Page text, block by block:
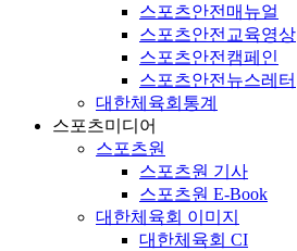
스포츠안전매뉴얼
스포츠안전교육영상
스포츠안전캠페인
스포츠안전뉴스레터
대한체육회통계
스포츠미디어
스포츠원
스포츠원 기사
스포츠원 E-Book
대한체육회 이미지
대한체육회 CI